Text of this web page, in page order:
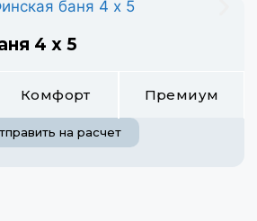
4 х 5
Комфорт Премиум
на расчет